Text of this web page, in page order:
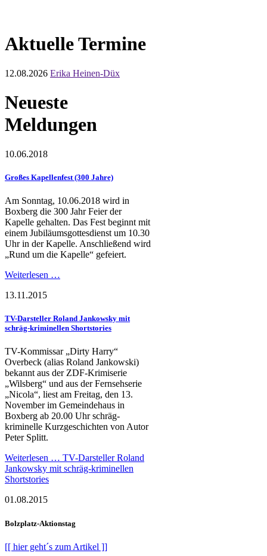
Aktuelle Termine
12.08.2026 Erika Heinen-Düx
Neueste
Meldungen
10.06.2018
Großes Kapellenfest (300 Jahre)
Am Sonntag, 10.06.2018 wird in
Boxberg die 300 Jahr Feier der
Kapelle gehalten. Das Fest beginnt mit
einem Jubiläumsgottesdienst um 10.30
Uhr in der Kapelle. Anschließend wird
„Rund um die Kapelle“ gefeiert.
Weiterlesen …
13.11.2015
TV-Darsteller Roland Jankowsky mit
schräg-kriminellen Shortstories
TV-Kommissar „Dirty Harry“
Overbeck (alias Roland Jankowski)
bekannt aus der ZDF-Krimiserie
„Wilsberg“ und aus der Fernsehserie
„Nicola“, liest am Freitag, den 13.
November im Gemeindehaus in
Boxberg ab 20.00 Uhr schräg-
kriminelle Kurzgeschichten von Autor
Peter Splitt.
Weiterlesen … TV-Darsteller Roland
Jankowsky mit schräg-kriminellen
Shortstories
01.08.2015
Bolzplatz-Aktionstag
[[ hier geht´s zum Artikel ]]